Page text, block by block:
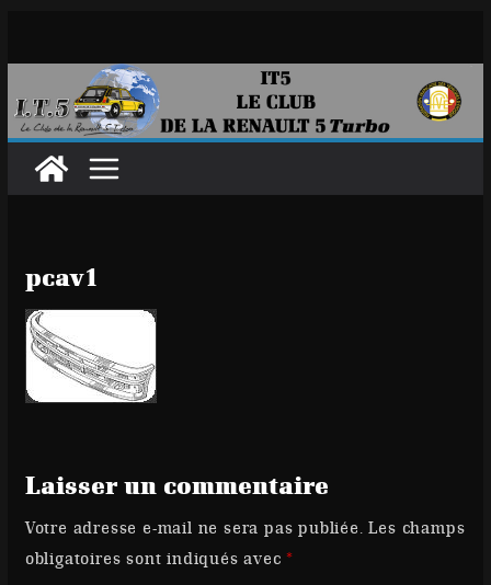
pcav1
Laisser un commentaire
Votre adresse e-mail ne sera pas publiée. Les champs
obligatoires sont indiqués avec*